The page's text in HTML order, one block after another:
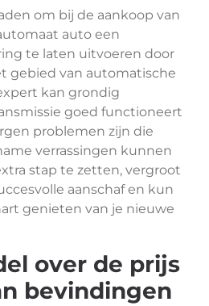
om bij de aankoop van
auto een
te laten uitvoeren door
gebied van automatische
kan grondig
goed functioneert
problemen zijn die
verrassingen kunnen
stap te zetten, vergroot
aanschaf en kun
genieten van je nieuwe
over de prijs
bevindingen